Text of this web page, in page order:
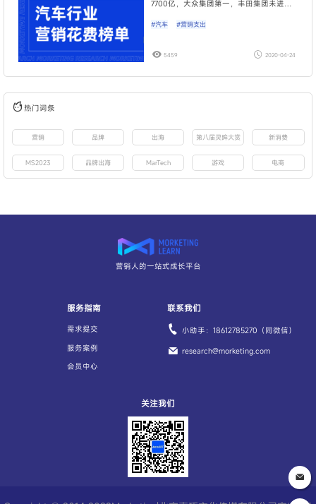
7700亿，大众集团第一，丰田集团未进前
#汽车 #营销支出
5459 2020-04-24
热门词条
营销 品牌 出海 第八届灵眸大赏 新消费
MS2023 品牌出海 MarTech 游戏 电商
营销人的一站式成长平台
服务指南
需求提交
服务案例
会员中心
联系我们
小助手：18612785270（同微信）
research@morketing.com
关注我们